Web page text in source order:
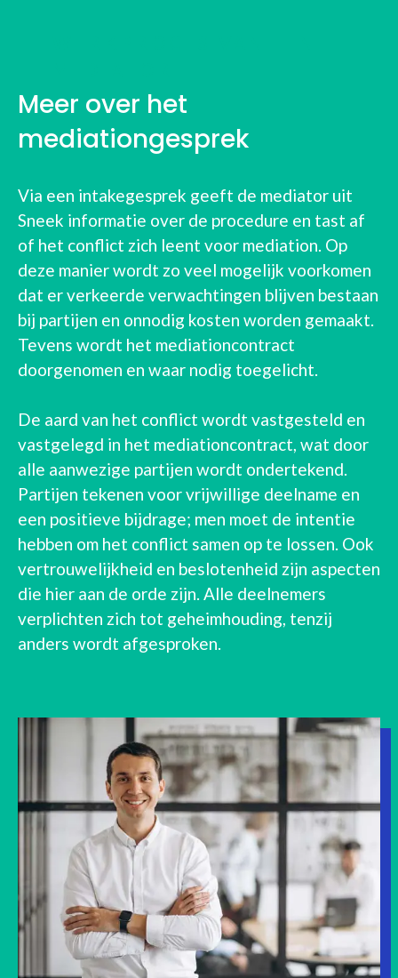
Meer over het
mediationgesprek
Via een intakegesprek geeft de mediator uit
Sneek informatie over de procedure en tast af
of het conflict zich leent voor mediation. Op
deze manier wordt zo veel mogelijk voorkomen
dat er verkeerde verwachtingen blijven bestaan
bij partijen en onnodig kosten worden gemaakt.
Tevens wordt het mediationcontract
doorgenomen en waar nodig toegelicht.
De aard van het conflict wordt vastgesteld en
vastgelegd in het mediationcontract, wat door
alle aanwezige partijen wordt ondertekend.
Partijen tekenen voor vrijwillige deelname en
een positieve bijdrage; men moet de intentie
hebben om het conflict samen op te lossen. Ook
vertrouwelijkheid en beslotenheid zijn aspecten
die hier aan de orde zijn. Alle deelnemers
verplichten zich tot geheimhouding, tenzij
anders wordt afgesproken.